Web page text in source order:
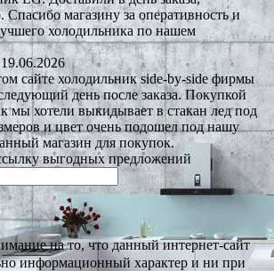
Спасибо магазину за оперативность и
холодильника по нашем
сайте холодильник side-by-side фирмы
день после заказа. Покупкой
мы хотели выкидывает в стакан лед под
и цвет очень подошел под нашу
магазин для покупок.
выгодных предложений
на то, что данный интернет-сайт
информационный характер и ни при